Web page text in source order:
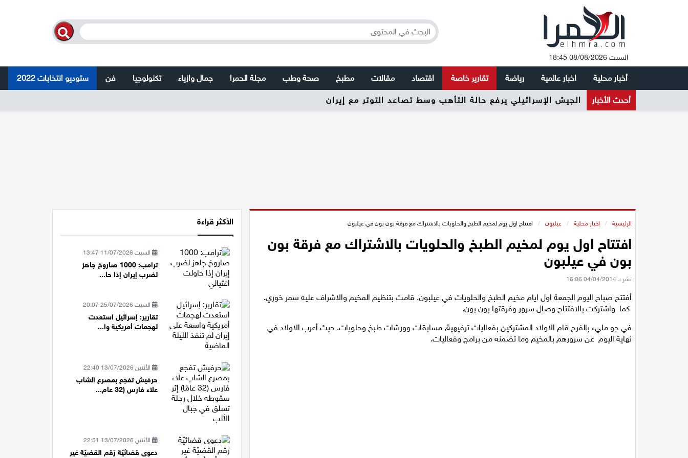
السبت 08/08/2026 18:45
أخبار محلية اخبار عالمية رياضة تقارير خاصة اقتصاد مقالات مطبخ صحة وطب مجلة الحمرا جمال وازياء تكنولوجيا فن ستوديو انتخابات 2022
أحدث الأخبار الجيش الإسرائيلي يرفع حالة التأهب وسط تصاعد التوتر مع إيران
الرئيسية / اخبار محلية / عيلبون / افتتاح اول يوم لمخيم الطبخ والحلويات بالاشتراك مع فرقة بون بون في عيلبون
افتتاح اول يوم لمخيم الطبخ والحلويات بالاشتراك مع فرقة بون
بون في عيلبون
نشر بـ 04/04/2014 16:06
أفتتح صباح اليوم الجمعة اول ايام مخيم الطبخ والحلويات في عيلبون. قامت بتنظيم المخيم والاشراف عليه سمر خوري.
كما واشتركت بالافتتاح وصال سرور وفرقتها بون بون.
في جو مليء بالفرح قام الاولاد المشتركين بفعاليات ترفيهية, مسابقات وورشات طبخ وحلويات. حيث أعرب الاولاد في
نهاية اليوم عن سرورهم بالمخيم وما تضمنه من برامج وفعاليات.
الأكثر قراءة
السبت 11/07/2026 13:47
ترامب: 1000 صاروخ جاهز
لضرب إيران إذا حا...
السبت 25/07/2026 20:07
تقارير: إسرائيل استعدت
لهجمات أمريكية وا...
الأثنين 13/07/2026 22:40
حرفيش تفجع بمصرع الشاب
علاء فارس (32 عام...
الأثنين 13/07/2026 22:51
دعوى قضائيّة رَقم القضيّة غير